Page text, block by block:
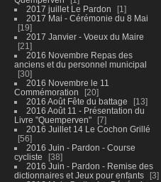
2017 juillet Le Pardon
1
2017 Mai - Cérémonie du 8 Mai
19
2017 Janvier - Voeux du Maire
21
2016 Novembre Repas des
anciens et du personnel municipal
30
2016 Novembre le 11
Commémoration
20
2016 Août Fête du battage
13
2016 Août 11 - Présentation du
Livre "Quemperven"
7
2016 Juillet 14 Le Cochon Grillé
56
2016 Juin - Pardon - Course
cycliste
38
2016 Juin - Pardon - Remise des
dictionnaires et Jeux pour enfants
3